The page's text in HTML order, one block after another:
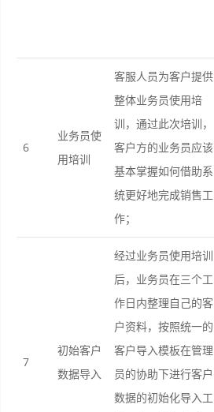
6
业务员使
用培训
客服人员为客户提供
整体业务员使用培
训，通过此次培训，
客户方的业务员应该
基本掌握如何借助系
统更好地完成销售工
作；
7
初始客户
数据导入
经过业务员使用培训
后，业务员在三个工
作日内整理自己的客
户资料，按照统一的
客户导入模板在管理
员的协助下进行客户
数据的初始化导入工